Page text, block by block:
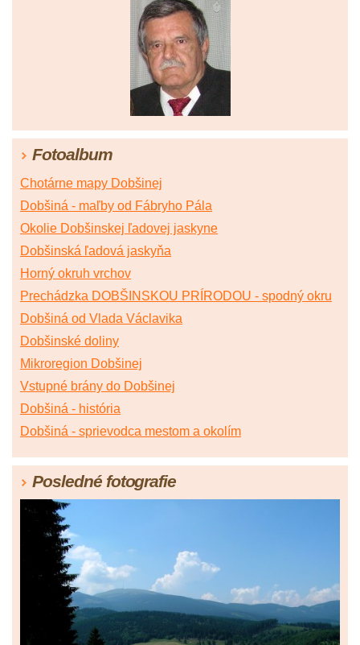
Fotoalbum
Chotárne mapy Dobšinej
Dobšiná - maľby od Fábryho Pála
Okolie Dobšinskej ľadovej jaskyne
Dobšinská ľadová jaskyňa
Horný okruh vrchov
Prechádzka DOBŠINSKOU PRÍRODOU - spodný okru
Dobšiná od Vlada Václavika
Dobšinské doliny
Mikroregion Dobšinej
Vstupné brány do Dobšinej
Dobšiná - história
Dobšiná - sprievodca mestom a okolím
Posledné fotografie